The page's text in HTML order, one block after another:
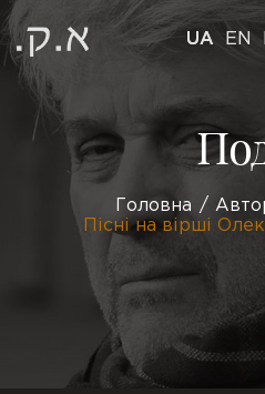
UA EN
Головна
Пісні на вірші